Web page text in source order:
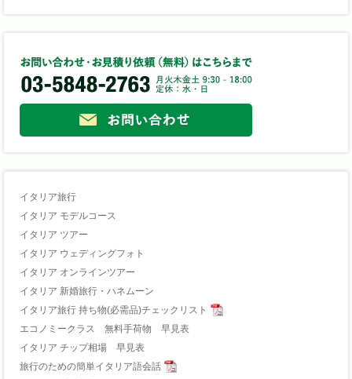
イタリア旅行
イタリア モデルコース
イタリア ツアー
イタリア ウェディングフォト
イタリア オンラインツアー
イタリア 新婚旅行・ハネムーン
イタリア旅行 持ち物(必需品)チェックリスト
エコノミークラス 無料手荷物 早見表
イタリア チップ相場 早見表
旅行のための簡単イタリア語会話